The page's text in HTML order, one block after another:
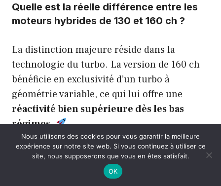
Quelle est la réelle différence entre les
moteurs hybrides de 130 et 160 ch ?
La distinction majeure réside dans la
technologie du turbo. La version de 160 ch
bénéficie en exclusivité d’un turbo à
géométrie variable, ce qui lui offre une
réactivité bien supérieure dès les bas
régimes.
Si le bloc de 130 ch est parfait pour un usage
urbain, le 160 ch est nettement plus à l’aise
Nous utilisons des cookies pour vous garantir la meilleure
expérience sur notre site web. Si vous continuez à utiliser ce
site, nous supposerons que vous en êtes satisfait.
OK